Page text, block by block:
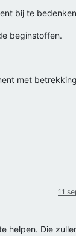
bij te
beginstoffen.
met
11
helpen. Die